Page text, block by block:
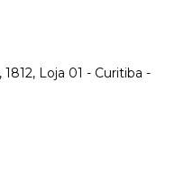
Loja 01 - Curitiba -